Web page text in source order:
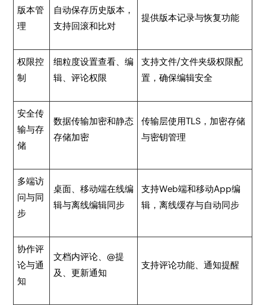
版本管
理
自动保存历史版本，
支持回滚和比对
提供版本记录与恢复功能
权限控
制
细粒度设置查看、编
辑、评论权限
支持文件/文件夹级权限配
置，确保编辑安全
安全传
输与存
储
数据传输加密和静态
存储加密
传输层使用TLS，加密存储
与密钥管理
多端访
问与同
步
桌面、移动端在线编
辑与离线编辑同步
支持Web端和移动App编
辑，离线缓存与自动同步
协作评
论与通
知
文档内评论、@提
及、更新通知
支持评论功能、通知提醒